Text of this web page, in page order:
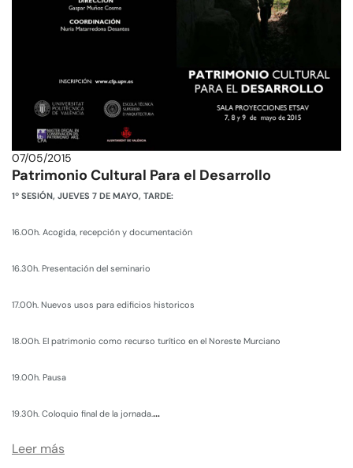
07/05/2015
Patrimonio Cultural Para el Desarrollo
1º SESIÓN, JUEVES 7 DE MAYO, TARDE:
16.00h. Acogida, recepción y documentación
16.30h. Presentación del seminario
17.00h. Nuevos usos para edificios historicos
18.00h. El patrimonio como recurso turítico en el Noreste Murciano
19.00h. Pausa
19.30h. Coloquio final de la jornada.…
Leer más